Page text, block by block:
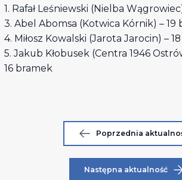
1. Rafał Leśniewski (Nielba
3. Abel Abomsa (Kotwica Kórnik) – 19
4. Miłosz Kowalski (Jarota Jarocin) –
5. Jakub Kłobusek (Centra 1946
16 bramek
Poprzednia
Następna aktualność